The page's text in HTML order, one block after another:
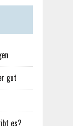
gut
es?